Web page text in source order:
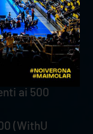
Verona);
ai 500
ai 100
ai 500
(WithU